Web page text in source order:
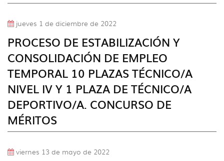
jueves 1 de diciembre de 2022
PROCESO DE ESTABILIZACIÓN Y
CONSOLIDACIÓN DE EMPLEO
TEMPORAL 10 PLAZAS TÉCNICO/A
NIVEL IV Y 1 PLAZA DE TÉCNICO/A
DEPORTIVO/A. CONCURSO DE
MÉRITOS
viernes 13 de mayo de 2022